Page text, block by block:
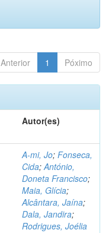
Anterior 1 Póximo
Autor(es)
A-mi, Jo; Fonseca,
Cida;António,
Doneta Francisco;
Maia, Glícia;
Alcântara, Jaína;
Dala, Jandira;
Rodrigues, Joélia